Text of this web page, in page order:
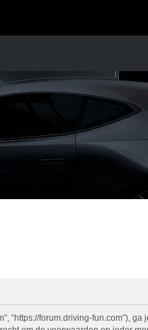
“https://forum.driving-fun.com”),